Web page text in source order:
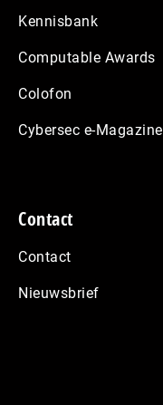
Kennisbank
Computable Awards
Colofon
Cybersec e-Magazine
Contact
Contact
Nieuwsbrief